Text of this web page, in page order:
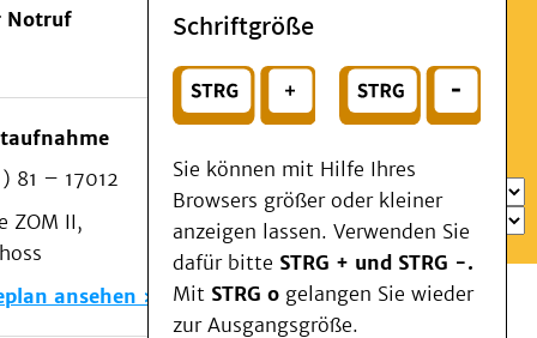
Suchen
oder
Wählen Sie ein Thema für Ihren Schnelleinstieg
Notruf
81 – 17012
ZOM II,
ansehen
Schriftgröße
Sie können mit Hilfe Ihres
Browsers größer oder kleiner
anzeigen lassen. Verwenden Sie
dafür bitte STRG + und STRG -.
Mit STRG o gelangen Sie wieder
zur Ausgangsgröße.
Menü
Patienten & Besucher
Kliniken/Institute/Zentren
Als Patient am UKD
Beratung und Unterstützung
Veranstaltungen
Kommunikation im Medizinwesen (KIM)
Notfall
Forschung & Lehre